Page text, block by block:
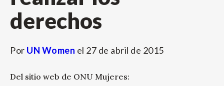
derechos
Por UN Women el 27 de abril de 2015
Del sitio web de ONU Mujeres: